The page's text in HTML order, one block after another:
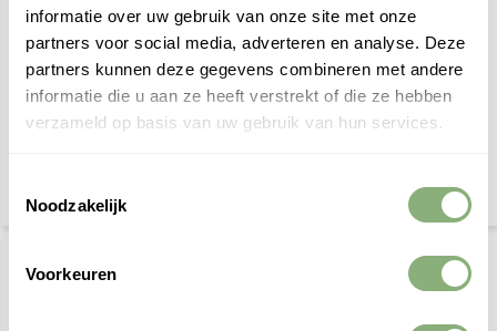
informatie over uw gebruik van onze site met onze
partners voor social media, adverteren en analyse. Deze
partners kunnen deze gegevens combineren met andere
informatie die u aan ze heeft verstrekt of die ze hebben
verzameld op basis van uw gebruik van hun services.
Noodzakelijk
Voorkeuren
Richtspot Lark Rond LED -
Wit
Trimless inbouwspot Lark
35mm LED Wit